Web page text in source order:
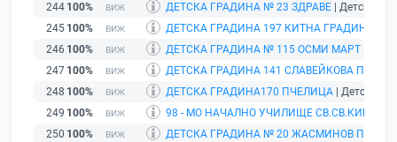
244 100% ДЕТСКА ГРАДИНА № 23 ЗДРАВЕ | Детска
245 100% ДЕТСКА ГРАДИНА 197 КИТНА ГРАДИНА
246 100% ДЕТСКА ГРАДИНА № 115 ОСМИ МАРТ
247 100%
ДЕТСКА ГРАДИНА 141 СЛАВЕЙКОВА
248 100% ДЕТСКА ГРАДИНА170 ПЧЕЛИЦА | Детска
249 100%
98 - МО НАЧАЛНО УЧИЛИЩЕ СВ.СВ.КИРИЛ
250 100% ДЕТСКА ГРАДИНА № 20 ЖАСМИНОВ ПАРК